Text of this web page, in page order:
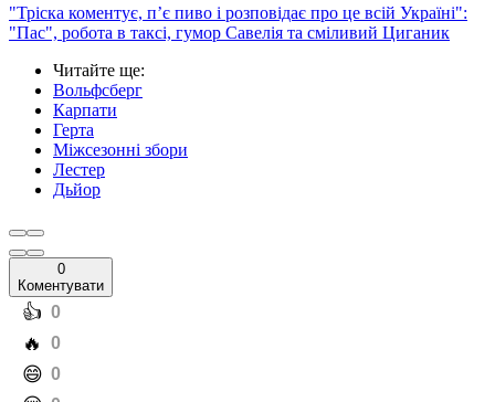
"Тріска коментує, п’є пиво і розповідає про це всій Україні":
"Пас", робота в таксі, гумор Савелія та сміливий Циганик
Читайте ще:
Вольфсберг
Карпати
Герта
Міжсезонні збори
Лестер
Дьйор
0
Коментувати
️👍 0
️🔥 0
️😄 0